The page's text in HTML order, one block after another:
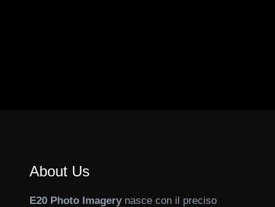
About Us
E20 Photo Imagerynasce con il preciso